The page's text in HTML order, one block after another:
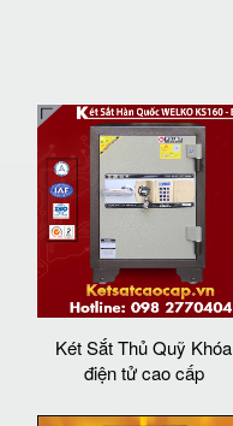
Két Sắt Thủ Quỹ Khóa
điện tử cao cấp